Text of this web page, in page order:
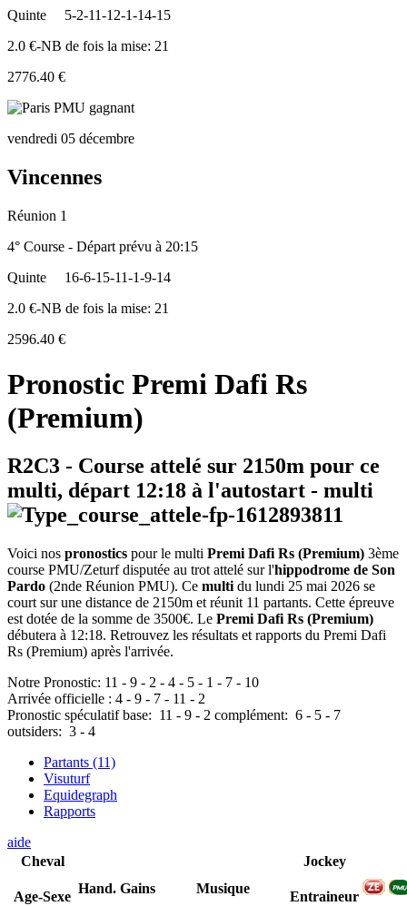
Quinte
5-2-11-12-1-14-15
2.0 €-NB de fois la mise: 21
2776.40 €
vendredi 05 décembre
Vincennes
Réunion 1
4° Course - Départ prévu à 20:15
Quinte
16-6-15-11-1-9-14
2.0 €-NB de fois la mise: 21
2596.40 €
Pronostic Premi Dafi Rs
(Premium)
R2C3 - Course attelé sur 2150m pour ce
multi, départ 12:18 à l'autostart - multi
Voici nos pronostics pour le multi Premi Dafi Rs (Premium) 3ème
course PMU/Zeturf disputée au trot attelé sur l'hippodrome de Son
Pardo (2nde Réunion PMU). Ce multi du lundi 25 mai 2026 se
court sur une distance de 2150m et réunit 11 partants. Cette épreuve
est dotée de la somme de 3500€. Le Premi Dafi Rs (Premium)
débutera à 12:18. Retrouvez les résultats et rapports du Premi Dafi
Rs (Premium) après l'arrivée.
Notre Pronostic: 11 - 9 - 2 - 4 - 5 - 1 - 7 - 10
Arrivée officielle : 4 - 9 - 7 - 11 - 2
Pronostic spéculatif base: 11 - 9 - 2 complément: 6 - 5 - 7
outsiders: 3 - 4
Partants (11)
Visuturf
Equidegraph
Rapports
aide
Cheval
Age-Sexe
Hand. Gains Musique
Jockey
Entraineur